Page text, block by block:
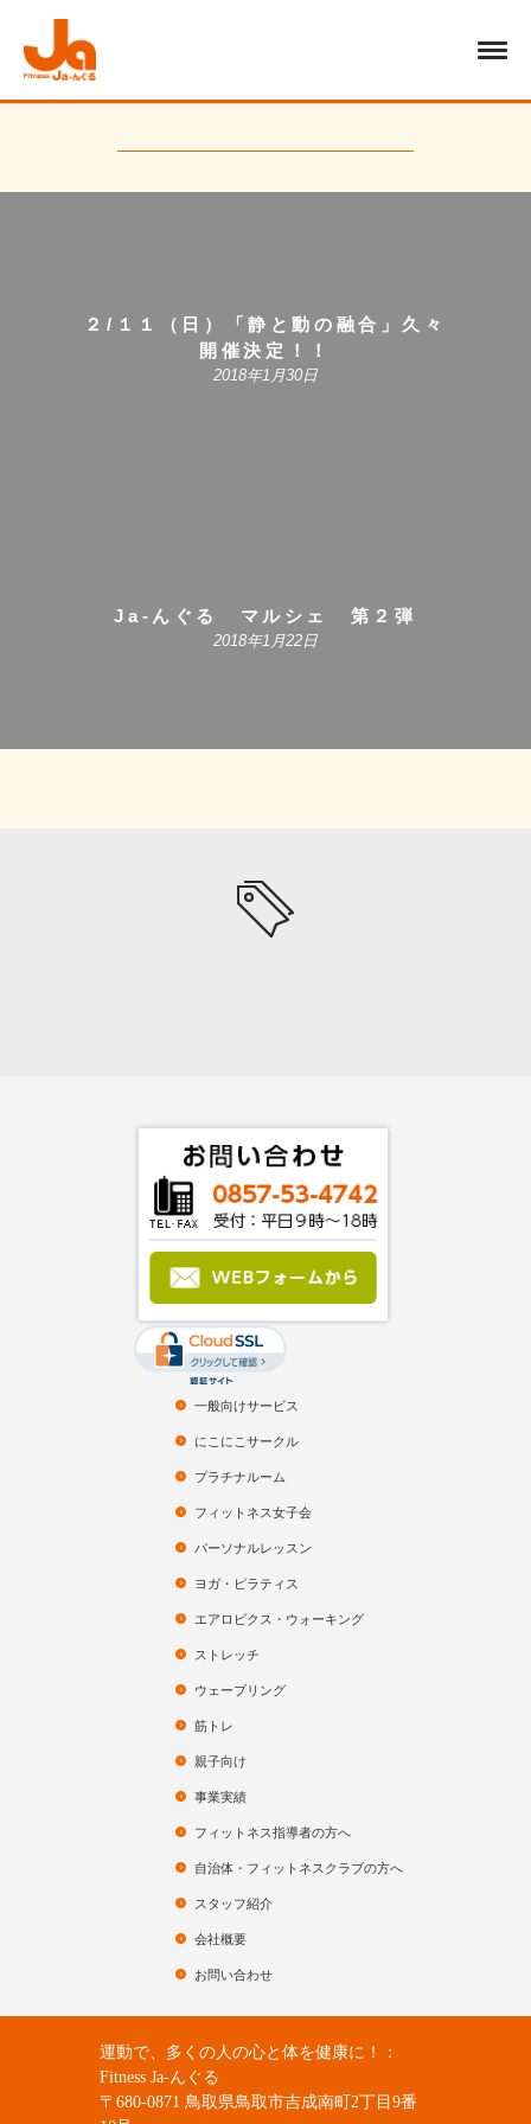
２/１１（日）「静と動の融合」久々
開催決定！！
2018年1月30日
Ja-んぐる マルシェ 第２弾
2018年1月22日
一般向けサービス
にこにこサークル
プラチナルーム
フィットネス女子会
パーソナルレッスン
ヨガ・ピラティス
エアロビクス・ウォーキング
ストレッチ
ウェーブリング
筋トレ
親子向け
事業実績
フィットネス指導者の方へ
自治体・フィットネスクラブの方へ
スタッフ紹介
会社概要
お問い合わせ
運動で、多くの人の心と体を健康に！：
Fitness Ja-んぐる
〒680-0871 鳥取県鳥取市吉成南町2丁目9番